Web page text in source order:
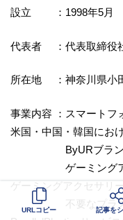
設立 ：1998年5月
代表者 ：代表取締役
所在地 ：神奈川県小
事業内容 ：スマートフ
米国・中国・韓国にお
ByURブランドを
ゲーミングアクセ
ゲーミングアクセサリ
不要なプラスチ
URLコピー 記事を